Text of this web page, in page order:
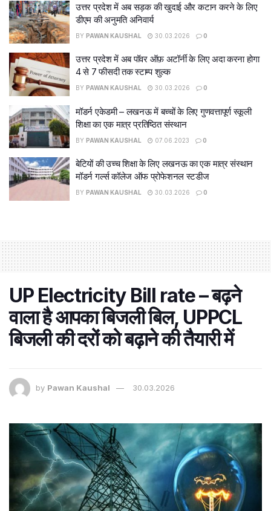
उत्तर प्रदेश में अब सड़क की खुदाई और कटान करने के लिए
डीएम की अनुमति अनिवार्य
BY PAWAN KAUSHAL 30.03.2026 0
उत्तर प्रदेश में अब पॉवर ऑफ़ अटॉर्नी के लिए अदा करना होगा
4 से 7 फीसदी तक स्टाम्प शुल्क
BY PAWAN KAUSHAL 30.03.2026 0
मॉडर्न एकेडमी – लखनऊ में बच्चों के लिए गुणवत्तापूर्ण स्कूली
शिक्षा का एक मात्र प्रतिष्ठित संस्थान
BY PAWAN KAUSHAL 07.06.2023 0
बेटियों की उच्च शिक्षा के लिए लखनऊ का एक मात्र संस्थान
मॉडर्न गर्ल्स कॉलेज ऑफ प्रोफेशनल स्टडीज
BY PAWAN KAUSHAL 30.03.2026 0
UP Electricity Bill rate – बढ़ने
वाला है आपका बिजली बिल, UPPCL
बिजली की दरों को बढ़ाने की तैयारी में
by Pawan Kaushal 30.03.2026